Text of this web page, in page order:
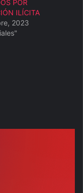
POR
ILÍCITA
2023